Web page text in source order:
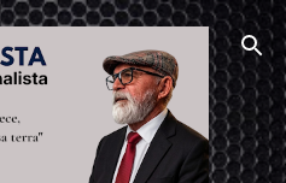
principal